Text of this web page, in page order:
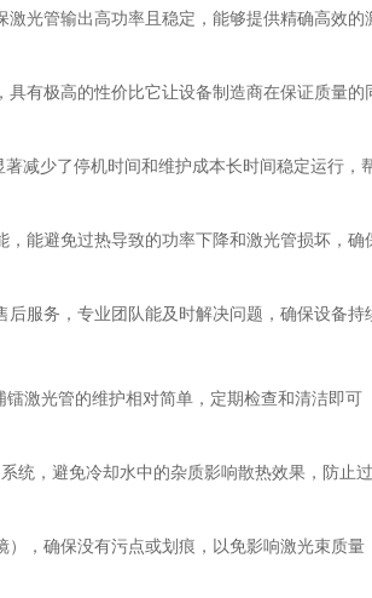
光管输出高功率且稳定，能够提供精确高效
有极高的性价比它让设备制造商在保证质量
减少了停机时间和维护成本长时间稳定运行，
能避免过热导致的功率下降和激光管损坏，
服务，专业团队能及时解决问题，确保设备持
激光管的维护相对简单，定期检查和清洁即可
统，避免冷却水中的杂质影响散热效果，防止
，确保没有污点或划痕，以免影响激光束质量